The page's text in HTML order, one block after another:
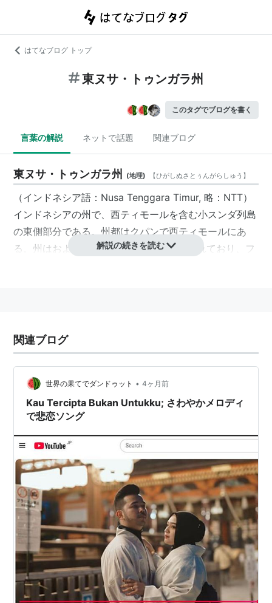
はてなブログ トップ
東ヌサ・トゥンガラ州
このタグでブログを書く
言葉の解説 ネットで話題 関連ブログ
東ヌサ・トゥンガラ州 (地理) 【ひがしぬさとぅんがらしゅう 】
（インドネシア語：Nusa Tenggara Timur, 略：NTT）
インドネシアの州で、西ティモールを含む小スンダ列島
の東側部分である。州都はクパンで西ティモールにあ
る。州はおよそ550にも及ぶ島々で構成されており、フ
島、コモド島、ルムバダ島、ムニポ島、リンカ島、 ロ
テ島 (インドネシア最南端の島)、 サヴ島、スマウ島、
ソロール島などがある。
解説の続きを読む
関連ブログ
世界の果てでダンドゥット • 4ヶ月前
Kau Tercipta Bukan Untukku; さわやかメロディ
で悲恋ソング